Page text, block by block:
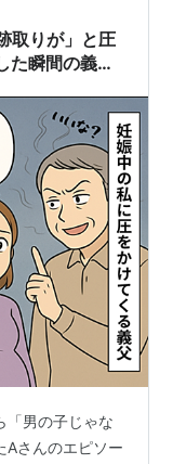
。だが私は、
、「敷設された
取りが」と圧
た瞬間の義父
「男の子じゃな
Aさんのエピソー